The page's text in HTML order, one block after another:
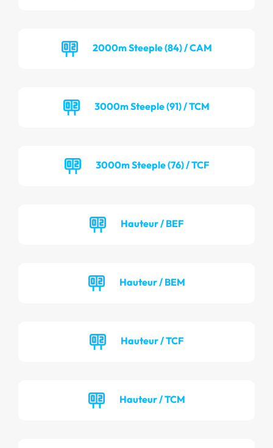
2000m Steeple (84) / CAM
3000m Steeple (91) / TCM
3000m Steeple (76) / TCF
Hauteur / BEF
Hauteur / BEM
Hauteur / TCF
Hauteur / TCM